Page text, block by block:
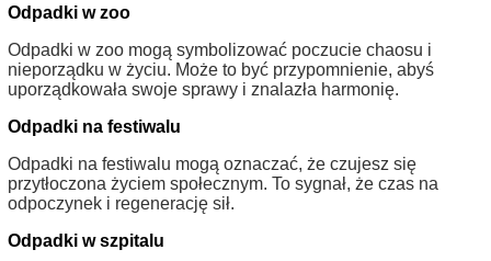
Odpadki w zoo
Odpadki w zoo mogą symbolizować poczucie chaosu i
nieporządku w życiu. Może to być przypomnienie, abyś
uporządkowała swoje sprawy i znalazła harmonię.
Odpadki na festiwalu
Odpadki na festiwalu mogą oznaczać, że czujesz się
przytłoczona życiem społecznym. To sygnał, że czas na
odpoczynek i regenerację sił.
Odpadki w szpitalu